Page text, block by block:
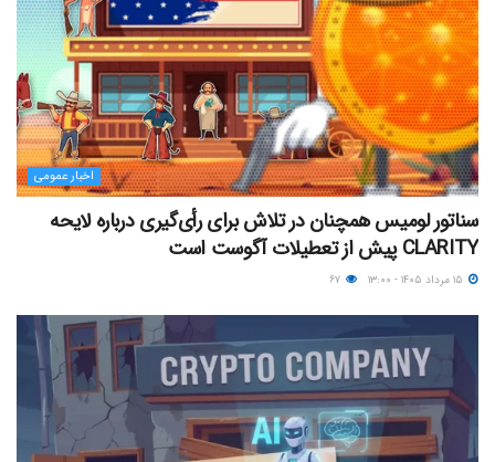
اخبار عمومی
سناتور لومیس همچنان در تلاش برای رأی‌گیری درباره لایحه
CLARITY پیش از تعطیلات آگوست است